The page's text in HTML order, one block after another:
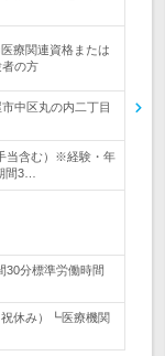
療関連資格または
の方
中区丸の内二丁目
当含む）※経験・年
間3…
分標準労働時間
休み）┗医療機関